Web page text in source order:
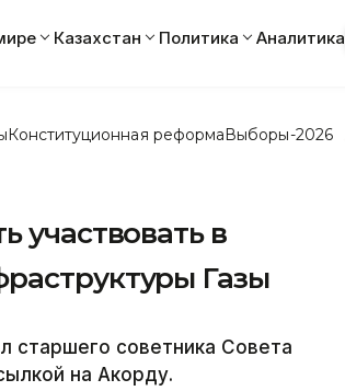
Казахстан Политика Аналитика
Конституционная реформаВыборы-2026
участвовать в
Газы
старшего советника Совета
на Акорду.